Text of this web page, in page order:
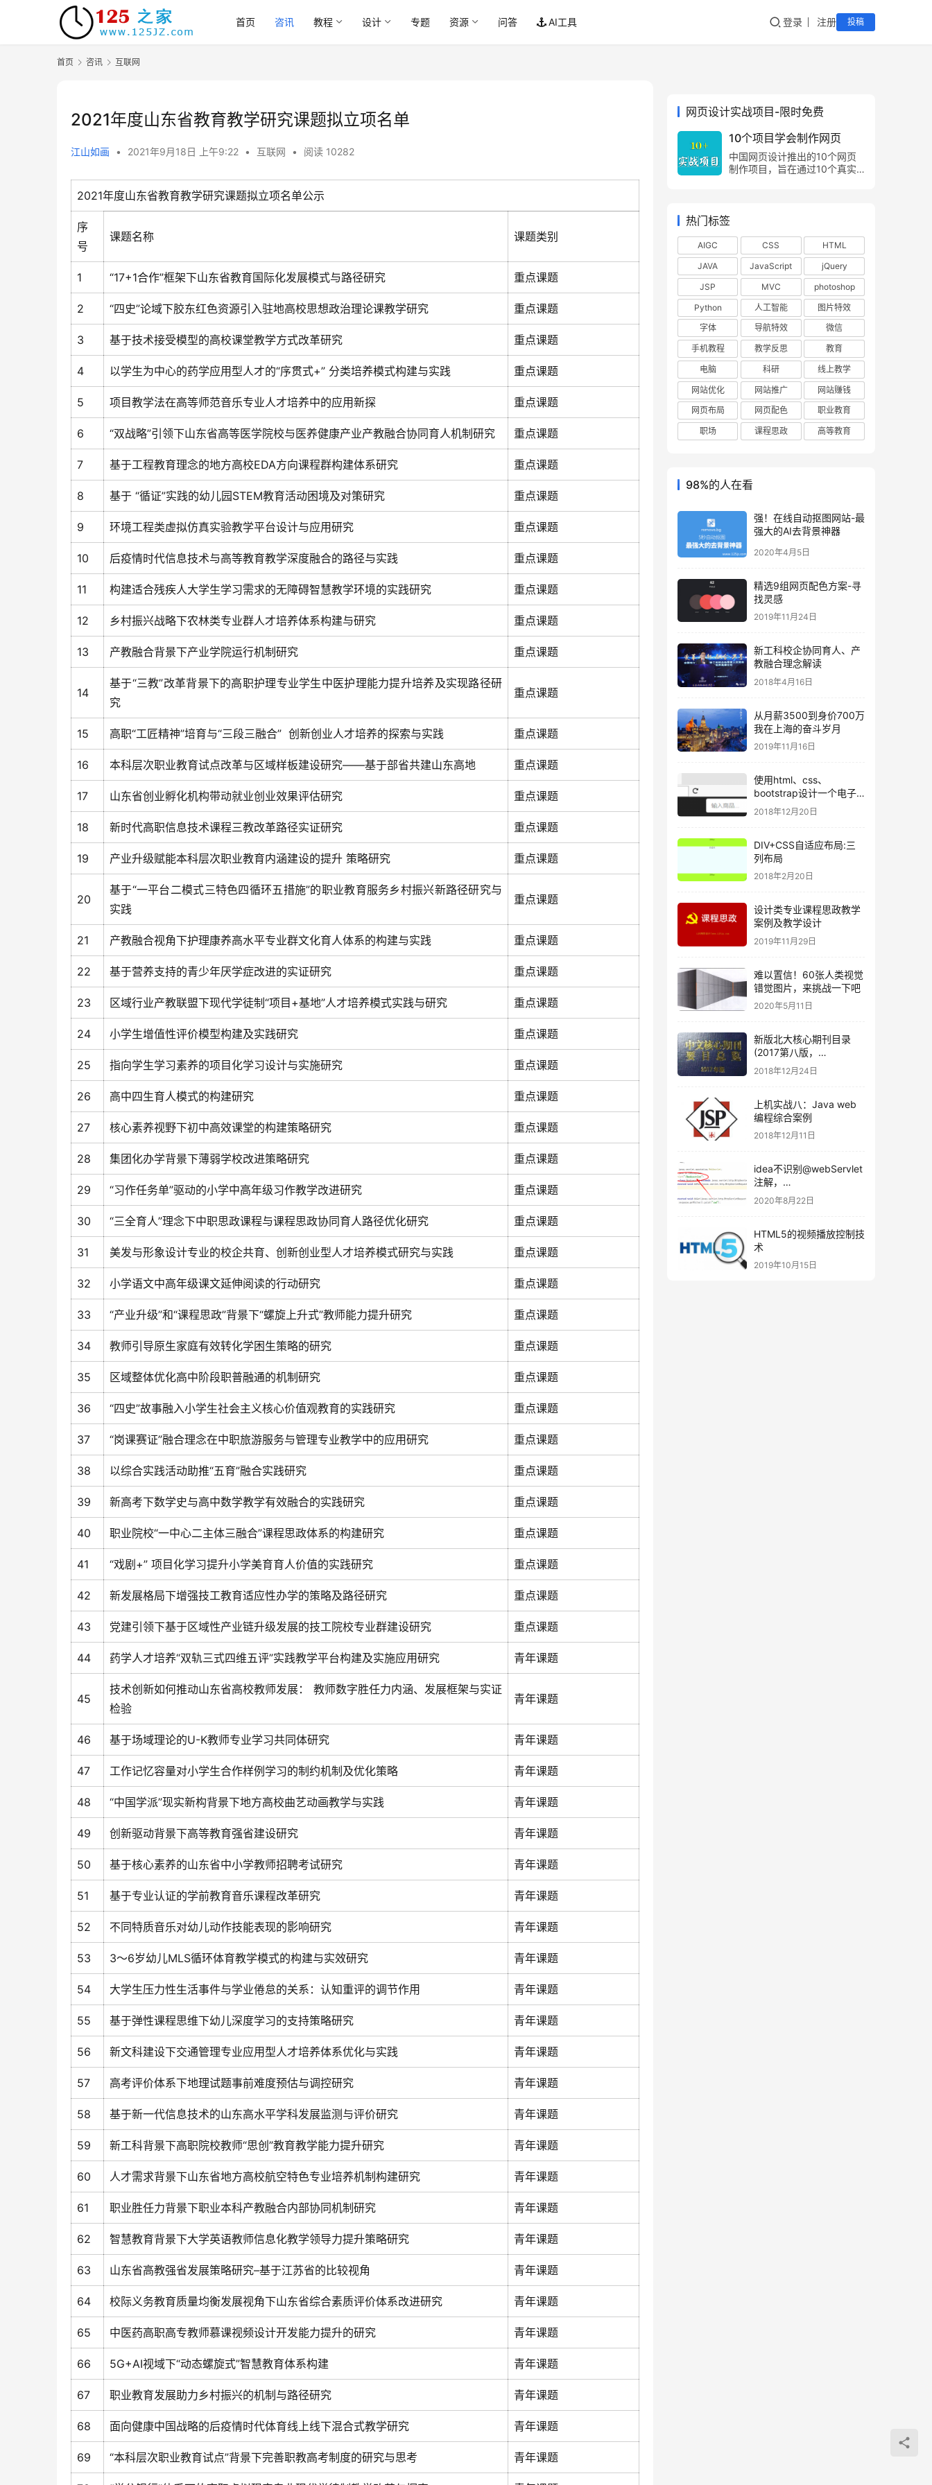
首页 咨讯 教程 设计 专题 资源 问答 AI工具 登录 注册 投稿
首页 咨讯 互联网
2021年度山东省教育教学研究课题拟立项名单
江山如画 • 2021年9月18日 上午9:22 • 互联网 • 阅读 10282
2021年度山东省教育教学研究课题拟立项名单公示
序
号
课题名称 课题类别
1 “17+1合作”框架下山东省教育国际化发展模式与路径研究 重点课题
2 “四史”论域下胶东红色资源引入驻地高校思想政治理论课教学研究 重点课题
3 基于技术接受模型的高校课堂教学方式改革研究 重点课题
4 以学生为中心的药学应用型人才的“序贯式+” 分类培养模式构建与实践 重点课题
5 项目教学法在高等师范音乐专业人才培养中的应用新探 重点课题
6 “双战略”引领下山东省高等医学院校与医养健康产业产教融合协同育人机制研究 重点课题
7 基于工程教育理念的地方高校EDA方向课程群构建体系研究 重点课题
8 基于 “循证”实践的幼儿园STEM教育活动困境及对策研究 重点课题
9 环境工程类虚拟仿真实验教学平台设计与应用研究 重点课题
10 后疫情时代信息技术与高等教育教学深度融合的路径与实践 重点课题
11 构建适合残疾人大学生学习需求的无障碍智慧教学环境的实践研究 重点课题
12 乡村振兴战略下农林类专业群人才培养体系构建与研究 重点课题
13 产教融合背景下产业学院运行机制研究 重点课题
14
基于“三教”改革背景下的高职护理专业学生中医护理能力提升培养及实现路径研
究
重点课题
15 高职“工匠精神”培育与“三段三融合” 创新创业人才培养的探索与实践 重点课题
16 本科层次职业教育试点改革与区域样板建设研究——基于部省共建山东高地 重点课题
17 山东省创业孵化机构带动就业创业效果评估研究 重点课题
18 新时代高职信息技术课程三教改革路径实证研究 重点课题
19 产业升级赋能本科层次职业教育内涵建设的提升 策略研究 重点课题
20
基于“一平台二模式三特色四循环五措施”的职业教育服务乡村振兴新路径研究与
实践
重点课题
21 产教融合视角下护理康养高水平专业群文化育人体系的构建与实践 重点课题
22 基于营养支持的青少年厌学症改进的实证研究 重点课题
23 区域行业产教联盟下现代学徒制“项目+基地”人才培养模式实践与研究 重点课题
24 小学生增值性评价模型构建及实践研究 重点课题
25 指向学生学习素养的项目化学习设计与实施研究 重点课题
26 高中四生育人模式的构建研究 重点课题
27 核心素养视野下初中高效课堂的构建策略研究 重点课题
28 集团化办学背景下薄弱学校改进策略研究 重点课题
29 “习作任务单”驱动的小学中高年级习作教学改进研究 重点课题
30 “三全育人”理念下中职思政课程与课程思政协同育人路径优化研究 重点课题
31 美发与形象设计专业的校企共育、创新创业型人才培养模式研究与实践 重点课题
32 小学语文中高年级课文延伸阅读的行动研究 重点课题
33 “产业升级”和“课程思政”背景下“螺旋上升式”教师能力提升研究 重点课题
34 教师引导原生家庭有效转化学困生策略的研究 重点课题
35 区域整体优化高中阶段职普融通的机制研究 重点课题
36 “四史”故事融入小学生社会主义核心价值观教育的实践研究 重点课题
37 “岗课赛证”融合理念在中职旅游服务与管理专业教学中的应用研究 重点课题
38 以综合实践活动助推“五育”融合实践研究 重点课题
39 新高考下数学史与高中数学教学有效融合的实践研究 重点课题
40 职业院校“一中心二主体三融合”课程思政体系的构建研究 重点课题
41 “戏剧+” 项目化学习提升小学美育育人价值的实践研究 重点课题
42 新发展格局下增强技工教育适应性办学的策略及路径研究 重点课题
43 党建引领下基于区域性产业链升级发展的技工院校专业群建设研究 重点课题
44 药学人才培养“双轨三式四维五评”实践教学平台构建及实施应用研究 青年课题
45
技术创新如何推动山东省高校教师发展： 教师数字胜任力内涵、发展框架与实证
检验
青年课题
46 基于场域理论的U-K教师专业学习共同体研究 青年课题
47 工作记忆容量对小学生合作样例学习的制约机制及优化策略 青年课题
48 “中国学派”现实新构背景下地方高校曲艺动画教学与实践 青年课题
49 创新驱动背景下高等教育强省建设研究 青年课题
50 基于核心素养的山东省中小学教师招聘考试研究 青年课题
51 基于专业认证的学前教育音乐课程改革研究 青年课题
52 不同特质音乐对幼儿动作技能表现的影响研究 青年课题
53 3～6岁幼儿MLS循环体育教学模式的构建与实效研究 青年课题
54 大学生压力性生活事件与学业倦怠的关系：认知重评的调节作用 青年课题
55 基于弹性课程思维下幼儿深度学习的支持策略研究 青年课题
56 新文科建设下交通管理专业应用型人才培养体系优化与实践 青年课题
57 高考评价体系下地理试题事前难度预估与调控研究 青年课题
58 基于新一代信息技术的山东高水平学科发展监测与评价研究 青年课题
59 新工科背景下高职院校教师“思创”教育教学能力提升研究 青年课题
60 人才需求背景下山东省地方高校航空特色专业培养机制构建研究 青年课题
61 职业胜任力背景下职业本科产教融合内部协同机制研究 青年课题
62 智慧教育背景下大学英语教师信息化教学领导力提升策略研究 青年课题
63 山东省高教强省发展策略研究–基于江苏省的比较视角 青年课题
64 校际义务教育质量均衡发展视角下山东省综合素质评价体系改进研究 青年课题
65 中医药高职高专教师慕课视频设计开发能力提升的研究 青年课题
66 5G+AI视域下“动态螺旋式”智慧教育体系构建 青年课题
67 职业教育发展助力乡村振兴的机制与路径研究 青年课题
68 面向健康中国战略的后疫情时代体育线上线下混合式教学研究 青年课题
69 “本科层次职业教育试点”背景下完善职教高考制度的研究与思考 青年课题
网页设计实战项目-限时免费
10个项目学会制作网页
中国网页设计推出的10个网页
制作项目，旨在通过10个真实
热门标签
AIGC CSS
HTML
JAVA
JavaScript
jQuery
JSP
MVC
photoshop
Python
人工智能
图片特效
字体
导航特效
微信
手机教程
教学反思
教育
电脑
科研
线上教学
网站优化
网站推广
网站赚钱
网页布局
网页配色
职业教育
职场
课程思政 高等教育
98%的人在看
强！在线自动抠图网站-最
强大的AI去背景神器
2020年4月5日
精选9组网页配色方案-寻
找灵感
2019年11月24日
新工科校企协同育人、产
教融合理念解读
2018年4月16日
从月薪3500到身价700万
我在上海的奋斗岁月
2019年11月16日
使用html、css、
bootstrap设计一个电子
商务网站的导航条(免费)
2018年12月20日
DIV+CSS自适应布局:三
列布局
2018年2月20日
设计类专业课程思政教学
案例及教学设计
2019年11月29日
难以置信！60张人类视觉
错觉图片，来挑战一下吧
2020年5月11日
新版北大核心期刊目录
(2017第八版，
2018~2022适用)：淘汰
173本期刊，晋升171本
2018年12月24日
上机实战八：Java web
编程综合案例
2018年12月11日
idea不识别@webServlet
注解，
javax.servlet.htttp 找不
到的解决方法
2020年8月22日
HTML5的视频播放控制技
术
2019年10月15日